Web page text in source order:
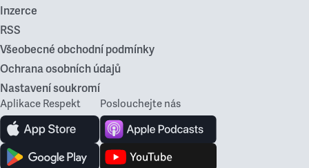
Inzerce
RSS
Všeobecné obchodní podmínky
Ochrana osobních údajů
Nastavení soukromí
Aplikace Respekt Poslouchejte nás